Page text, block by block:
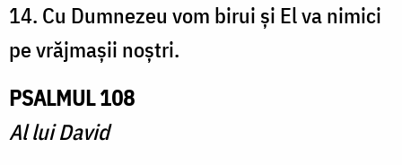
14. Cu Dumnezeu vom birui și El va nimici
pe vrăjmașii noștri.
PSALMUL 108
Al lui David